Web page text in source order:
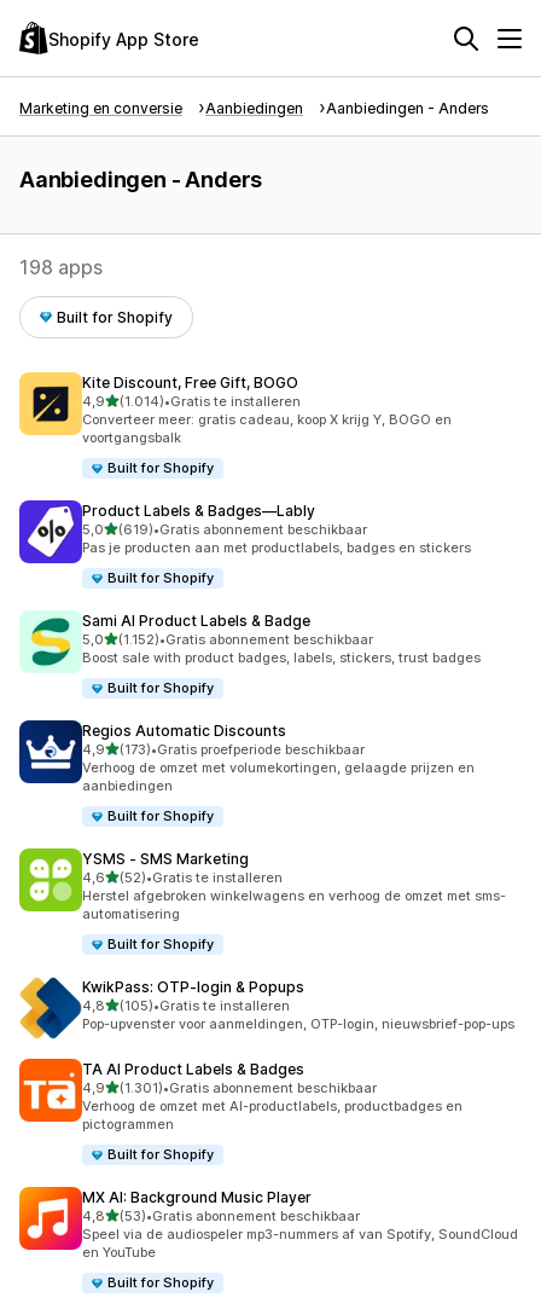
Shopify App Store
Marketing en conversie Aanbiedingen Aanbiedingen - Anders
Aanbiedingen - Anders
198 apps
Built for Shopify
Kite Discount, Free Gift, BOGO
4,9van 5 sterren
(1.014)
1014 recensies in totaal
•Gratis te installeren
Converteer meer: gratis cadeau, koop X krijg Y, BOGO en
voortgangsbalk
Built for Shopify
Product Labels & Badges—Lably
5,0van 5 sterren
(619)
619 recensies in totaal
•Gratis abonnement beschikbaar
Pas je producten aan met productlabels, badges en stickers
Built for Shopify
Sami AI Product Labels & Badge
5,0van 5 sterren
(1.152)
1152 recensies in totaal
•Gratis abonnement beschikbaar
Boost sale with product badges, labels, stickers, trust badges
Built for Shopify
Regios Automatic Discounts
4,9van 5 sterren
(173)
173 recensies in totaal
•Gratis proefperiode beschikbaar
Verhoog de omzet met volumekortingen, gelaagde prijzen en
aanbiedingen
Built for Shopify
YSMS ‑ SMS Marketing
4,6van 5 sterren
(52)
52 recensies in totaal
•Gratis te installeren
Herstel afgebroken winkelwagens en verhoog de omzet met sms-
automatisering
Built for Shopify
KwikPass: OTP‑login & Popups
4,8van 5 sterren
(105)
105 recensies in totaal
•Gratis te installeren
Pop-upvenster voor aanmeldingen, OTP-login, nieuwsbrief-pop-ups
TA AI Product Labels & Badges
4,9van 5 sterren
(1.301)
1301 recensies in totaal
•Gratis abonnement beschikbaar
Verhoog de omzet met AI-productlabels, productbadges en
pictogrammen
Built for Shopify
MX AI: Background Music Player
4,8van 5 sterren
(53)
53 recensies in totaal
•Gratis abonnement beschikbaar
Speel via de audiospeler mp3-nummers af van Spotify, SoundCloud
en YouTube
Built for Shopify